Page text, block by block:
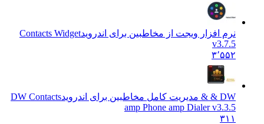
نرم افزار ویجت از مخاطبین برای اندرویدContacts Widget
v3.7.5
۳٬۵۵۲
DW & & مدیریت کامل مخاطبین برای اندروید
DW Contacts
amp Phone amp Dialer v3.3.5
۳۱۱